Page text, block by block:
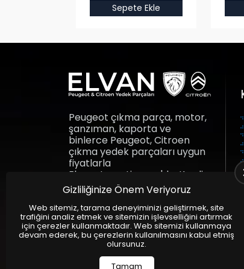
Sepete Ekle
Peugeot çıkma parça, motor,
şanzıman, kaporta ve
binlerce Peugeot, Citroen
çıkma yedek parçaları uygun
fiyatlarla
Elvanotomotiv.com'da. Kredi
kartına taksit fırsatı ile yedek
parçalar adresine gelsin.
Elvan Otomotiv.
Gizliliğinize Önem Veriyoruz
Web sitemiz, tarama deneyiminizi geliştirmek, site
trafiğini analiz etmek ve sitemizin işlevselliğini artırmak
için çerezler kullanmaktadır. Web sitemizi kullanmaya
devam ederek, bu çerezlerin kullanılmasını kabul etmiş
olursunuz.
Tamam